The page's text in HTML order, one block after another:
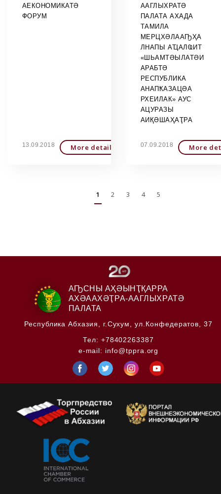
АЕКОНОМИКАТӘ
ФОРУМ
13.09.2018 More detailed
ААГЛЫХРАТӘ
ПАЛАТА АХАДА
ТАМИЛА
МЕРЦХӘЛААҦҲА
ЛНАПЫ АҴАЛҨИТ
«ШЬАМТӘЫЛАТӘИ
АРАБТӘ
РЕСПУБЛИКА
АНАПҞАЗАЦӘА
РХЕИЛАК» АУС
АЦУРАЗЫ
АИҚӘШАҲАҬРА
07.09.2018 More
1 2 3 4 5
АҦСНЫ АҲӘЫНҬҚАРРА
АХӘААХӘҬРА-ААГЛЫХРАТӘ
ПАЛАТА
Республика Абхазия, г.Сухум, ул.Конфедератов, 37
Тел: +78402263387
e-mail: info@tppra.org